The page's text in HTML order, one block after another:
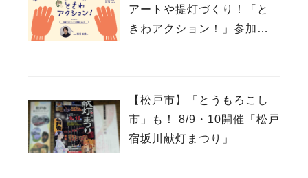
アートや提灯づくり！「と
きわアクション！」参加者
【松戸市】「とうもろこし
市」も！ 8/9・10開催「松戸
宿坂川献灯まつり」